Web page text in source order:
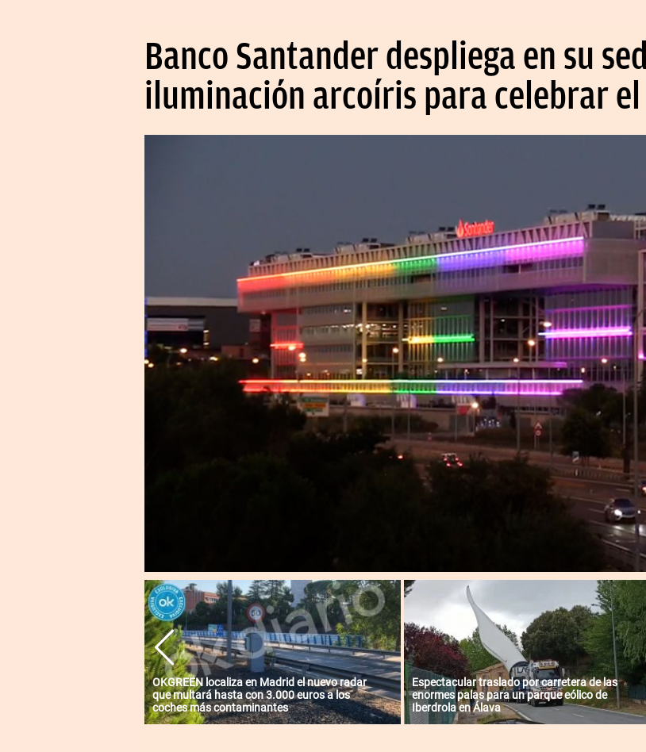
Banco Santander despliega en su
iluminación arcoíris para celebrar
OKGREEN localiza en Madrid el nuevo radar
que multará hasta con 3.000 euros a los
coches más contaminantes
Espectacular traslado por carretera de las
enormes palas para un parque eólico de
Iberdrola en Álava